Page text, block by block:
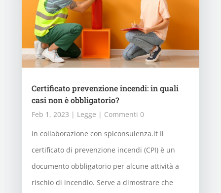
Certificato prevenzione incendi: in quali
casi non è obbligatorio?
Feb 1, 2023 | Legge | Commenti 0
in collaborazione con splconsulenza.it Il
certificato di prevenzione incendi (CPI) è un
documento obbligatorio per alcune attività a
rischio di incendio. Serve a dimostrare che